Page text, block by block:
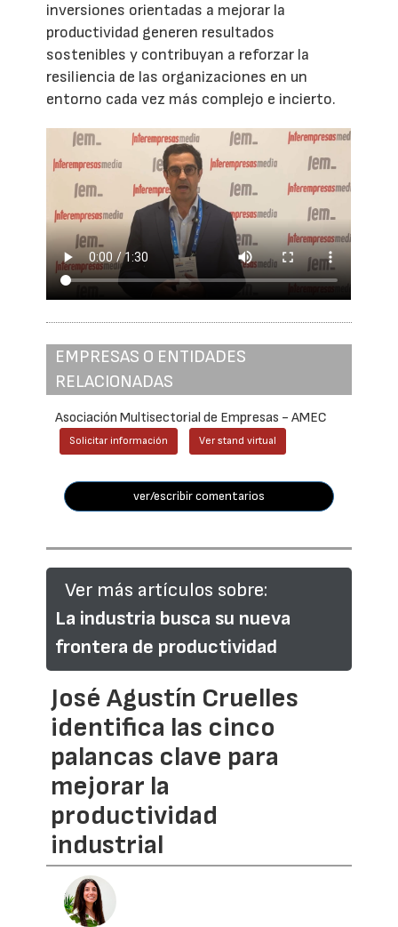
inversiones orientadas a mejorar la
productividad generen resultados
sostenibles y contribuyan a reforzar la
resiliencia de las organizaciones en un
entorno cada vez más complejo e incierto.
EMPRESAS O ENTIDADES
RELACIONADAS
Asociación Multisectorial de Empresas - AMEC
Solicitar información Ver stand virtual
ver/escribir comentarios
Ver más artículos sobre:
La industria busca su nueva
frontera de productividad
José Agustín Cruelles
identifica las cinco
palancas clave para
mejorar la
productividad
industrial